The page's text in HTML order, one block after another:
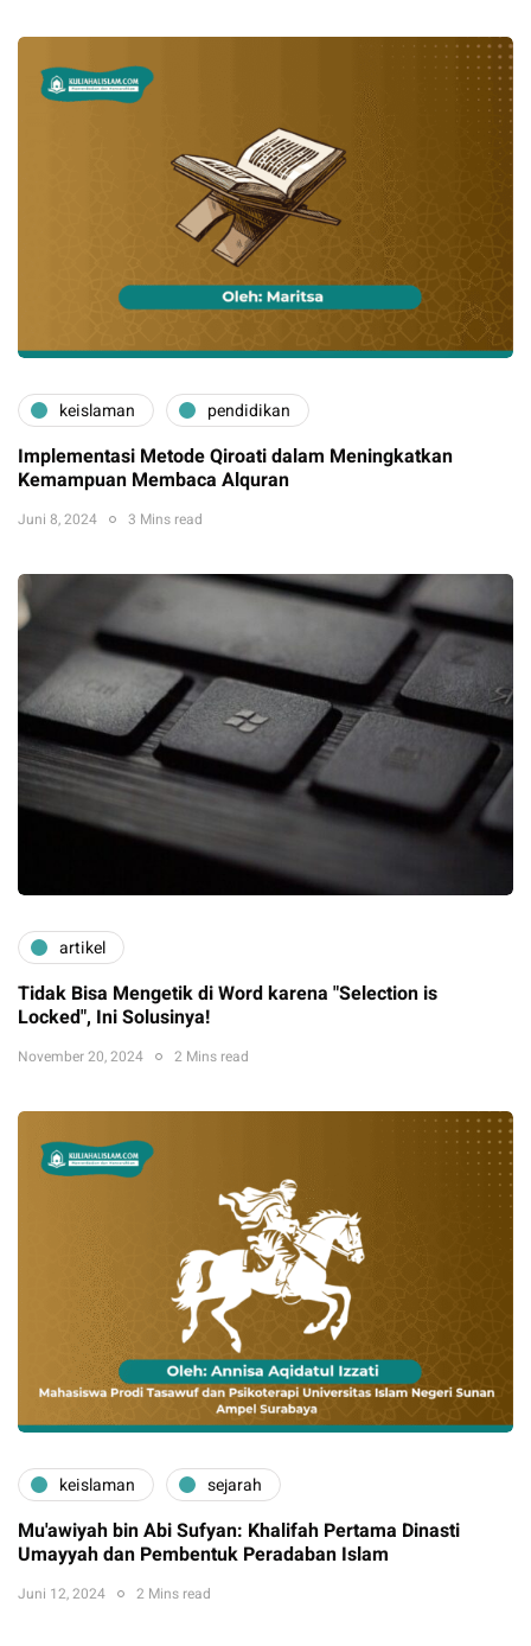
keislaman pendidikan
Implementasi Metode Qiroati dalam Meningkatkan
Kemampuan Membaca Alquran
Juni 8, 2024 3 Mins read
artikel
Tidak Bisa Mengetik di Word karena "Selection is
Locked", Ini Solusinya!
November 20, 2024 2 Mins read
keislaman sejarah
Mu'awiyah bin Abi Sufyan: Khalifah Pertama Dinasti
Umayyah dan Pembentuk Peradaban Islam
Juni 12, 2024 2 Mins read